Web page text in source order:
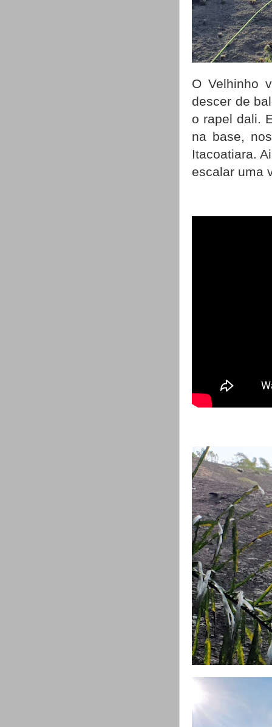
O Velhinho
descer de
o rapel dali.
na base,
Itacoatiara.
escalar uma